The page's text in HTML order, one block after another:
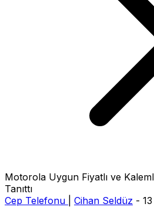
Motorola Uygun Fiyatlı ve
Tanıttı
Cep Telefonu
Cihan Seldüz -